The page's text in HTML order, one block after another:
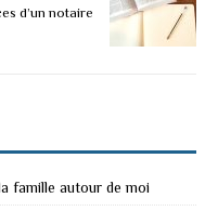
d’un notaire
famille autour de moi